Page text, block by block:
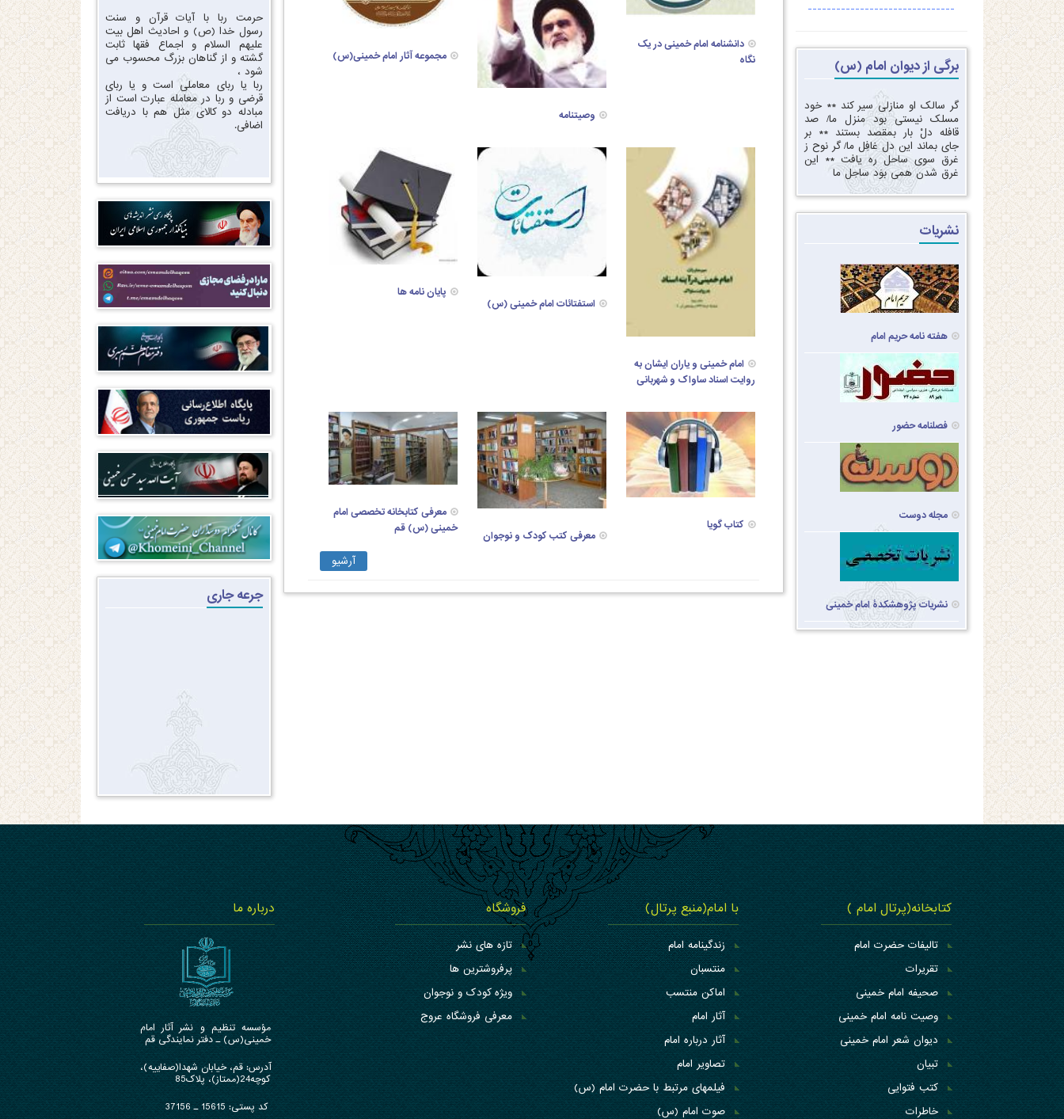
-------------------------------
برگی از دیوان امام (س)
گر سالک او منازلی سیر کند‏ ** ‏خود
مسلک نیستی بود منزل ما‏/ ‏‏صد
قافله دلْ بار بمقصد بستند ** ‏بر
جای بماند این دل غافِل ما‏/ ‏‏گر نوح ز
غرق سوی ساحل ره یافت‏ ** ‏‏این
غرق شدن همی بوَد ساحِل ما‏
نشریات
هفته نامه حریم امام
فصلنامه حضور
مجله دوست
نشریات پژوهشکدۀ امام خمینی
آرشیو
دانشنامه امام خمینی در یک
نگاه
وصیتنامه
مجموعه آثار امام خمینی(س)
امام خمینی و یاران ایشان به
روایت اسناد ساواک و شهربانی
استفتائات امام خمینی (س)
پایان نامه ها
کتاب گویا
معرفی کتب کودک و نوجوان
معرفی کتابخانه تخصصی امام
خمینی (س) قم
حرمت ربا با آیات قرآن و سنت
رسول خدا (ص) و احادیث اهل بیت
علیهم السلام و اجماع فقها ثابت
گشته و از گناهان بزرگ محسوب می
شود ،
ربا یا ربای معاملی است و یا ربای
قرضی و ربا در معامله عبارت است از
مبادله دو کالای مثل هم با دریافت
اضافی.
جرعه جاری
کتابخانه(پرتال امام )
تالیفات حضرت امام
تقریرات
صحیفه امام خمینی
وصیت نامه امام خمینی
دیوان شعر امام خمینی
تبیان
کتب فتوایی
خاطرات
با امام(منبع پرتال)
زندگینامه امام
منتسبان
اماکن منتسب
آثار امام
آثار درباره امام
تصاویر امام
فیلمهای مرتبط با حضرت امام (س)
صوت امام (س)
فروشگاه
تازه های نشر
پرفروشترین ها
ویژه کودک و نوجوان
معرفی فروشگاه عروج
درباره ما
مؤسسه تنظیم و نشر آثار امام
خمینی(س) ـ دفتر نمایندگی قم
آدرس: قم، خیابان شهدا(صفاییه)،
کوچه24(ممتاز)، پلاک85
کد پستی: 15615 ـ 37156